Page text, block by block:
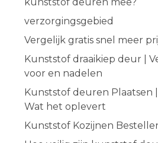
verzorgingsgebied
Vergelijk gratis snel meer
Kunststof draaikiep deur |
voor en nadelen
Kunststof deuren Plaatsen
Wat het oplevert
Kunststof Kozijnen